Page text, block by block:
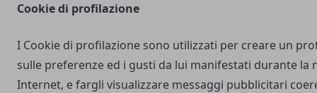
Cookie di profilazione
I Cookie di profilazione sono utilizzati per creare un
sulle preferenze ed i gusti da lui manifestati durante la
Internet, e fargli visualizzare messaggi pubblicitari